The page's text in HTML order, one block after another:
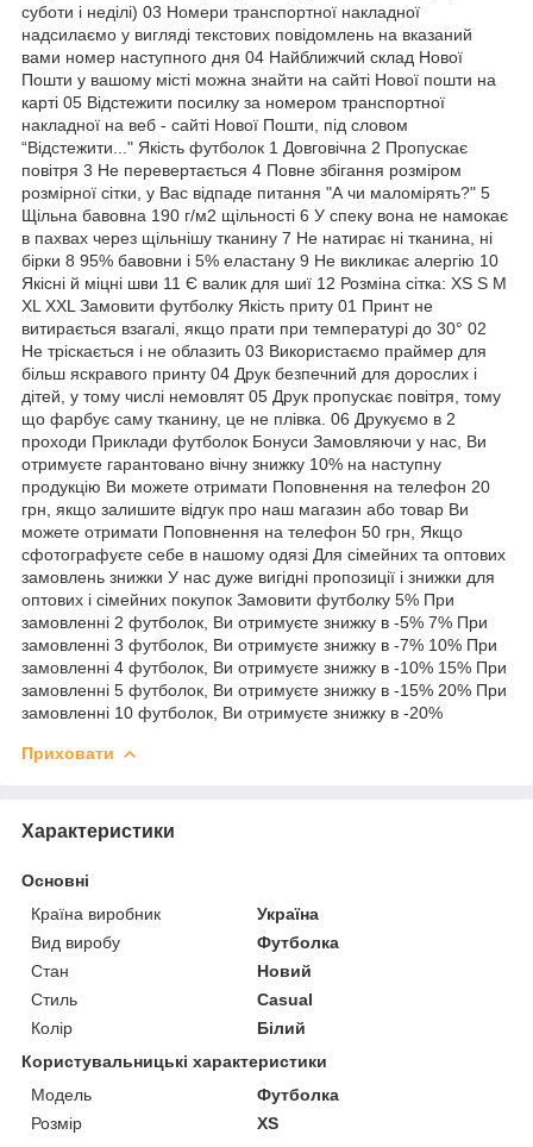
суботи і неділі) 03 Номери транспортної накладної
надсилаємо у вигляді текстових повідомлень на вказаний
вами номер наступного дня 04 Найближчий склад Нової
Пошти у вашому місті можна знайти на сайті Нової пошти на
карті 05 Відстежити посилку за номером транспортної
накладної на веб - сайті Нової Пошти, під словом
“Відстежити..." Якість футболок 1 Довговічна 2 Пропускає
повітря 3 Не перевертається 4 Повне збігання розміром
розмірної сітки, у Вас відпаде питання "А чи маломірять?" 5
Щільна бавовна 190 г/м2 щільності 6 У спеку вона не намокає
в пахвах через щільнішу тканину 7 Не натирає ні тканина, ні
бірки 8 95% бавовни і 5% еластану 9 Не викликає алергію 10
Якісні й міцні шви 11 Є валик для шиї 12 Розміна сітка: XS S M
XL XXL Замовити футболку Якість приту 01 Принт не
витирається взагалі, якщо прати при температурі до 30° 02
Не тріскається і не облазить 03 Використаємо праймер для
більш яскравого принту 04 Друк безпечний для дорослих і
дітей, у тому числі немовлят 05 Друк пропускає повітря, тому
що фарбує саму тканину, це не плівка. 06 Друкуємо в 2
проходи Приклади футболок Бонуси Замовляючи у нас, Ви
отримуєте гарантовано вічну знижку 10% на наступну
продукцію Ви можете отримати Поповнення на телефон 20
грн, якщо залишите відгук про наш магазин або товар Ви
можете отримати Поповнення на телефон 50 грн, Якщо
сфотографуєте себе в нашому одязі Для сімейних та оптових
замовлень знижки У нас дуже вигідні пропозиції і знижки для
оптових і сімейних покупок Замовити футболку 5% При
замовленні 2 футболок, Ви отримуєте знижку в -5% 7% При
замовленні 3 футболок, Ви отримуєте знижку в -7% 10% При
замовленні 4 футболок, Ви отримуєте знижку в -10% 15% При
замовленні 5 футболок, Ви отримуєте знижку в -15% 20% При
замовленні 10 футболок, Ви отримуєте знижку в -20%
Приховати
Характеристики
Основні
Країна виробник
Україна
Вид виробу
Футболка
Стан
Новий
Стиль
Casual
Колір
Білий
Користувальницькі характеристики
Мoдель
Футболка
Розмір
XS